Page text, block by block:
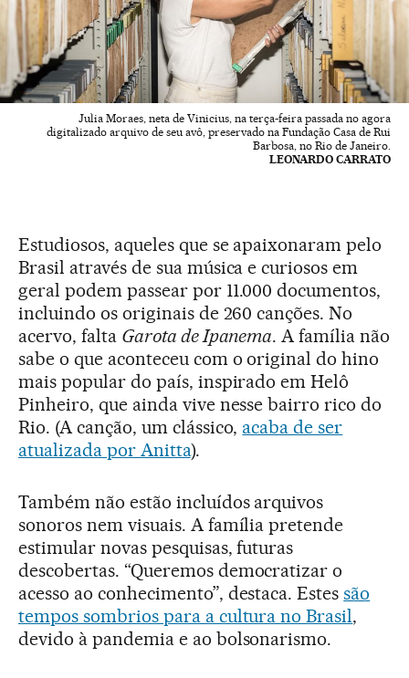
Julia Moraes, neta de Vinicius, na terça-feira passada no agora
digitalizado arquivo de seu avô, preservado na Fundação Casa de Rui
Barbosa, no Rio de Janeiro.
LEONARDO CARRATO
Estudiosos, aqueles que se apaixonaram pelo
Brasil através de sua música e curiosos em
geral podem passear por 11.000 documentos,
incluindo os originais de 260 canções. No
acervo, falta Garota de Ipanema. A família não
sabe o que aconteceu com o original do hino
mais popular do país, inspirado em Helô
Pinheiro, que ainda vive nesse bairro rico do
Rio. (A canção, um clássico, acaba de ser
atualizada por Anitta).
Também não estão incluídos arquivos
sonoros nem visuais. A família pretende
estimular novas pesquisas, futuras
descobertas. “Queremos democratizar o
acesso ao conhecimento”, destaca. Estessão
tempos sombrios para a cultura no Brasil,
devido à pandemia e ao bolsonarismo.